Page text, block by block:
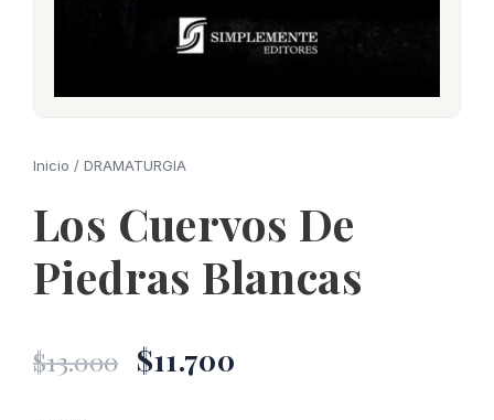
Inicio / DRAMATURGIA
Los Cuervos De
Piedras Blancas
$13.000 El
$11.700